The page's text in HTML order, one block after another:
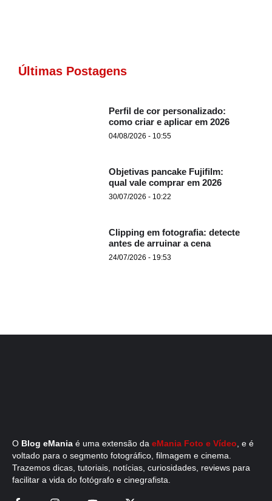
Últimas Postagens
Perfil de cor personalizado:
como criar e aplicar em 2026
04/08/2026 - 10:55
Objetivas pancake Fujifilm:
qual vale comprar em 2026
30/07/2026 - 10:22
Clipping em fotografia: detecte
antes de arruinar a cena
24/07/2026 - 19:53
O Blog eMania é uma extensão da eMania Foto e Vídeo , e é
voltado para o segmento fotográfico, filmagem e cinema.
Trazemos dicas, tutoriais, notícias, curiosidades, reviews para
facilitar a vida do fotógrafo e cinegrafista.